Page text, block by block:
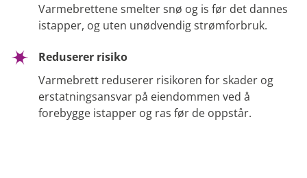
Varmebrettene smelter snø og is før det dannes
istapper, og uten unødvendig strømforbruk.
Reduserer risiko
Varmebrett reduserer risikoren for skader og
erstatningsansvar på eiendommen ved å
forebygge istapper og ras før de oppstår.